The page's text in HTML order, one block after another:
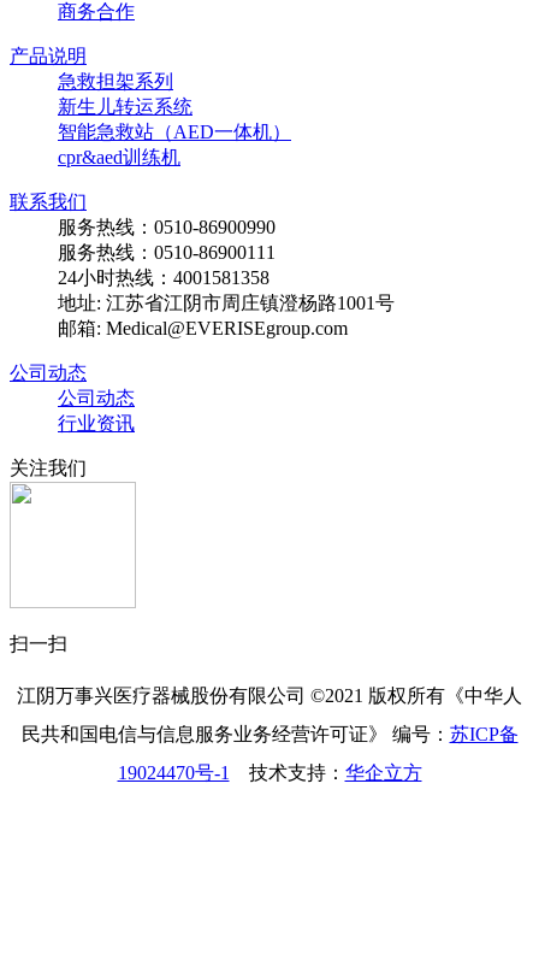
商务合作
产品说明
急救担架系列
新生儿转运系统
智能急救站（AED一体机）
cpr&aed训练机
联系我们
服务热线：0510-86900990
服务热线：0510-86900111
24小时热线：4001581358
地址: 江苏省江阴市周庄镇澄杨路1001号
邮箱: Medical@EVERISEgroup.com
公司动态
公司动态
行业资讯
关注我们
扫一扫
江阴万事兴医疗器械股份有限公司 ©2021 版权所有《中华人
民共和国电信与信息服务业务经营许可证》 编号： 苏ICP备
19024470号-1
技术支持： 华企立方